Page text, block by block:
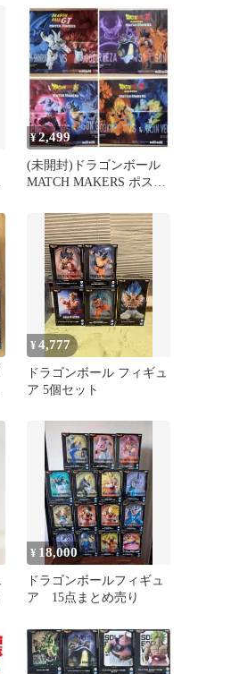
封
¥2,499
(未開封)ドラゴンボール
MATCH MAKERS ポスタ
¥4,777
ドラゴンボール フィギュ
ア 5個セット
¥ 18,000
ドラゴンボールフィギュ
ア 15点まとめ売り